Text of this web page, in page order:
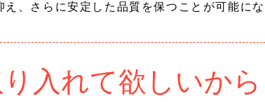
、さらに安定した品質を保つことが可能にな
入れて欲しいから